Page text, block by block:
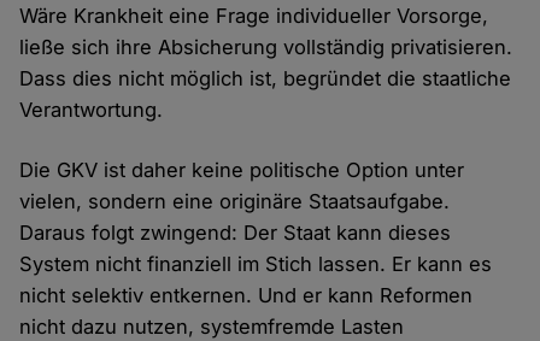
Wäre Krankheit eine Frage individueller Vorsorge,
ließe sich ihre Absicherung vollständig privatisieren.
Dass dies nicht möglich ist, begründet die staatliche
Verantwortung.
Die GKV ist daher keine politische Option unter
vielen, sondern eine originäre Staatsaufgabe.
Daraus folgt zwingend: Der Staat kann dieses
System nicht finanziell im Stich lassen. Er kann es
nicht selektiv entkernen. Und er kann Reformen
nicht dazu nutzen, systemfremde Lasten